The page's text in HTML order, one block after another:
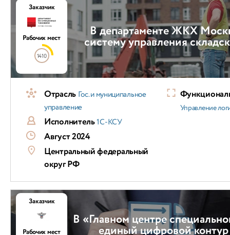
В департаменте ЖКХ
систему управления
Заказчик
Рабочих мест
1410
Отрасль Гос. и муниципальное
управление
Исполнитель1С-КСУ
Август 2024
Центральный федеральный
округ РФ
Управление
В «Главном центре
единый цифровой
Заказчик
Рабочих мест